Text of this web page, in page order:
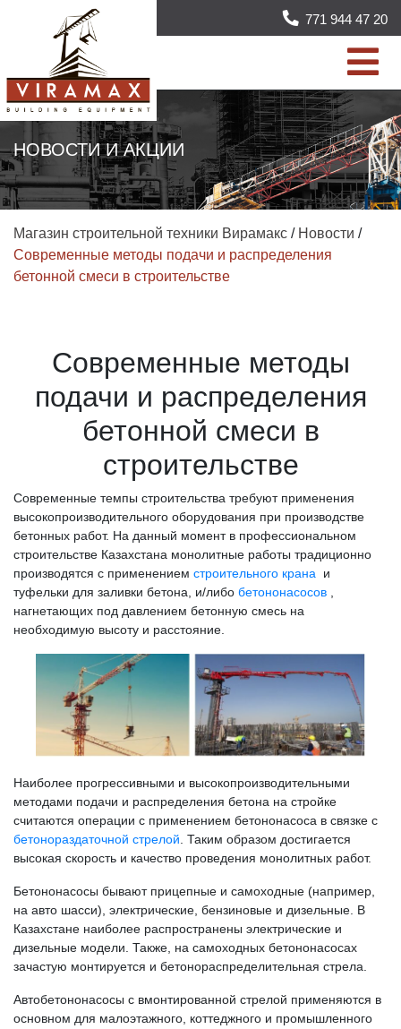
771 944 47 20
НОВОСТИ И АКЦИИ
Магазин строительной техники Вирамакс / Новости /
Современные методы подачи и распределения
бетонной смеси в строительстве
Современные методы
подачи и распределения
бетонной смеси в
строительстве
Современные темпы строительства требуют применения
высокопроизводительного оборудования при производстве
бетонных работ. На данный момент в профессиональном
строительстве Казахстана монолитные работы традиционно
производятся с применением строительного крана и
туфельки для заливки бетона, и/либо бетононасосов
нагнетающих под давлением бетонную смесь на
необходимую высоту и расстояние.
Наиболее прогрессивными и высокопроизводительными
методами подачи и распределения бетона на стройке
считаются операции с применением бетононасоса в связке с
бетонораздаточной стрелой. Таким образом достигается
высокая скорость и качество проведения монолитных работ.
Бетононасосы бывают прицепные и самоходные (например,
на авто шасси), электрические, бензиновые и дизельные. В
Казахстане наиболее распространены электрические и
дизельные модели. Также, на самоходных бетононасосах
зачастую монтируется и бетонораспределительная стрела.
Автобетононасосы с вмонтированной стрелой применяются в
основном для малоэтажного, коттеджного и промышленного